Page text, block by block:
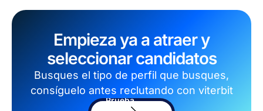
Empieza ya a atraer y
seleccionar candidatos
Busques el tipo de perfil que busques,
consíguelo antes reclutando con viterbit
Prueba